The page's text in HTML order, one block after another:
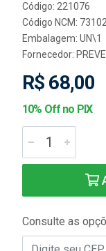
Código: 221076
Código NCM:
Embalagem: UN\1
Fornecedor:
R$ 68,00
10% Off no PIX
Consulte as